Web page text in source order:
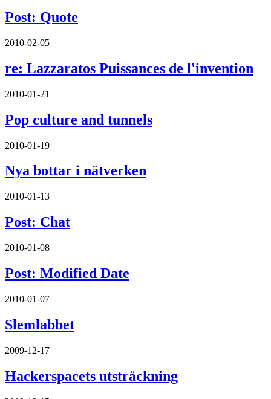
Post: Quote
2010-02-05
re: Lazzaratos Puissances de l'invention
2010-01-21
Pop culture and tunnels
2010-01-19
Nya bottar i nätverken
2010-01-13
Post: Chat
2010-01-08
Post: Modified Date
2010-01-07
Slemlabbet
2009-12-17
Hackerspacets utsträckning